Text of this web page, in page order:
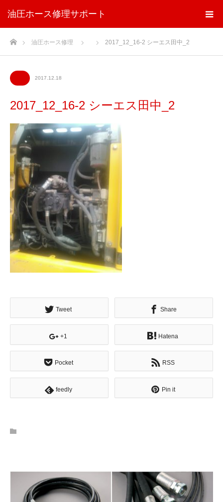
油圧ホース修理サポート
ホーム油圧ホース修理 2017_12_16-2 シーエス田中_2
2017.12.18
2017_12_16-2 シーエス田中_2
Tweet Share
+1 Hatena
Pocket RSS
feedly Pin it